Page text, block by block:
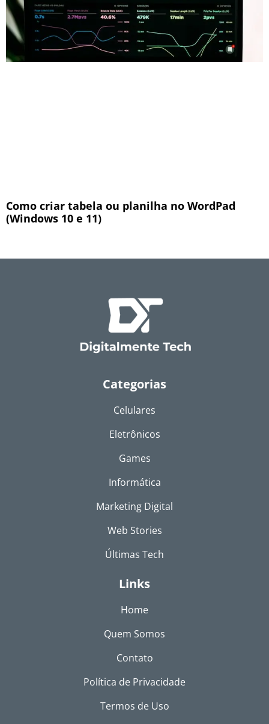
Como criar tabela ou planilha no WordPad
(Windows 10 e 11)
Categorias
Celulares
Eletrônicos
Games
Informática
Marketing Digital
Web Stories
Últimas Tech
Links
Home
Quem Somos
Contato
Política de Privacidade
Termos de Uso